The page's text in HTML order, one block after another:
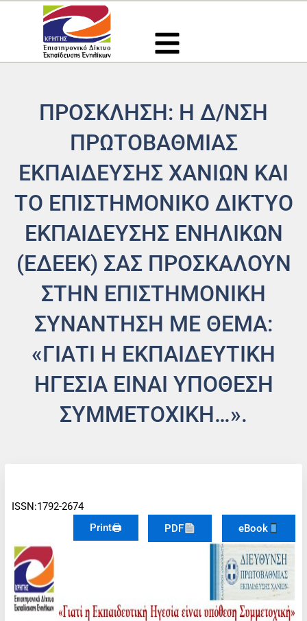
Μετάβαση
περιεχόμενο
ΠΡΟΣΚΛΗΣΗ: Η Δ/ΝΣΗ
ΠΡΩΤΟΒΆΘΜΙΑΣ
ΕΚΠΑΊΔΕΥΣΗΣ ΧΑΝΊΩΝ ΚΑΙ
ΤΟ ΕΠΙΣΤΗΜΟΝΙΚΌ ΔΊΚΤΥΟ
ΕΚΠΑΊΔΕΥΣΗΣ ΕΝΗΛΊΚΩΝ
(ΕΔΕΕΚ) ΣΑΣ ΠΡΟΣΚΑΛΟΎΝ
ΣΤΗΝ ΕΠΙΣΤΗΜΟΝΙΚΉ
ΣΥΝΆΝΤΗΣΗ ΜΕ ΘΈΜΑ:
«ΓΙΑΤΊ Η ΕΚΠΑΙΔΕΥΤΙΚΉ
ΗΓΕΣΊΑ ΕΊΝΑΙ ΥΠΌΘΕΣΗ
ΣΥΜΜΕΤΟΧΙΚΉ…».
ISSN:1792-2674
Print🖨
PDF eBook